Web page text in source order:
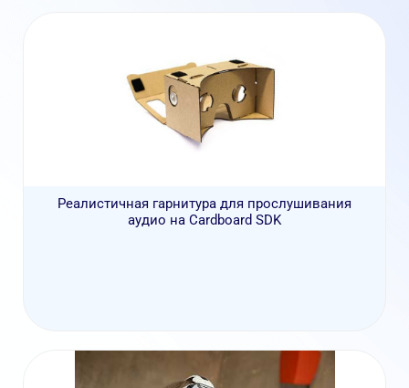
Реалистичная гарнитура для прослушивания
аудио на Cardboard SDK